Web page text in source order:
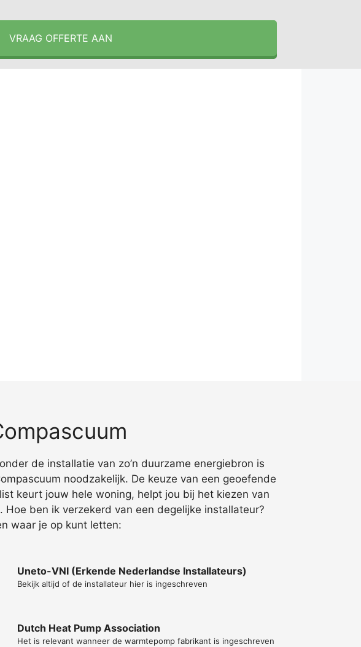
VRAAG OFFERTE AAN
de installatie van zo’n duurzame energiebron is
noodzakelijk. De keuze van een geoefende
keurt jouw hele woning, helpt jou bij het kiezen van
Hoe ben ik verzekerd van een degelijke installateur?
waar je op kunt letten:
Uneto-VNI (Erkende Nederlandse Installateurs)
Bekijk altijd of de installateur hier is ingeschreven
Dutch Heat Pump Association
Het is relevant wanneer de warmtepomp fabrikant is ingeschreven